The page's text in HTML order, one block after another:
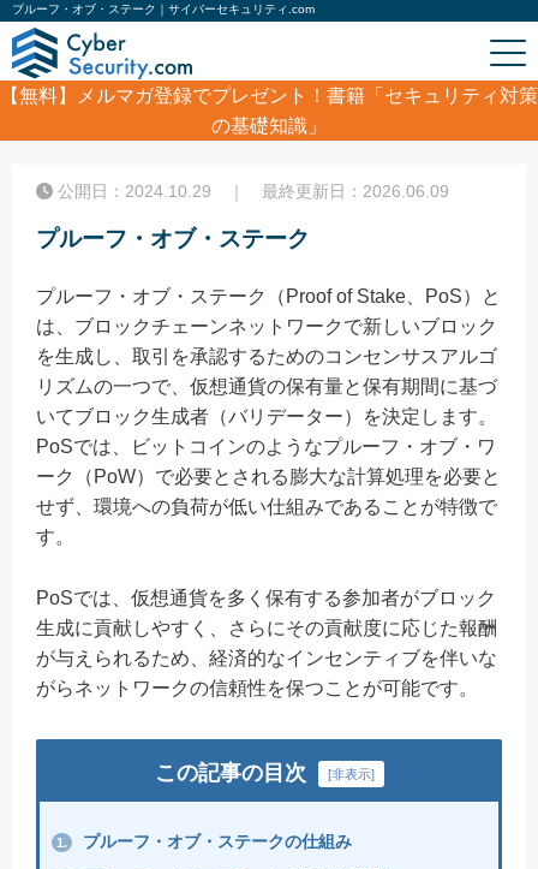
プルーフ・オブ・ステーク｜サイバーセキュリティ.com
【無料】
メルマガ登録でプレゼント！書籍「セキュリティ対策
の基礎知識」
プルーフ・オブ・ステーク
公開日：2024.10.29 ｜ 最終更新日：2026.06.09
プルーフ・オブ・ステーク
プルーフ・オブ・ステーク（Proof of Stake、PoS）と
は、ブロックチェーンネットワークで新しいブロック
を生成し、取引を承認するためのコンセンサスアルゴ
リズムの一つで、仮想通貨の保有量と保有期間に基づ
いてブロック生成者（バリデーター）を決定します。
PoSでは、ビットコインのようなプルーフ・オブ・ワ
ーク（PoW）で必要とされる膨大な計算処理を必要と
せず、環境への負荷が低い仕組みであることが特徴で
す。
PoSでは、仮想通貨を多く保有する参加者がブロック
生成に貢献しやすく、さらにその貢献度に応じた報酬
が与えられるため、経済的なインセンティブを伴いな
がらネットワークの信頼性を保つことが可能です。
この記事の目次 [非表示]
1. プルーフ・オブ・ステークの仕組み